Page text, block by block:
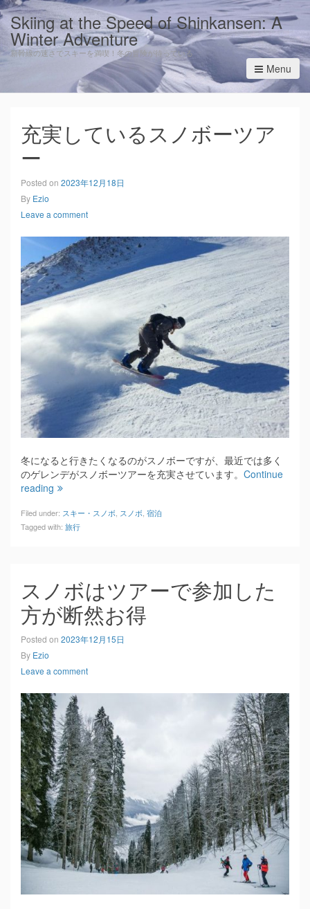
Skiing at the Speed of Shinkansen: A
Winter Adventure
新幹線の速さでスキーを満喫！冬の冒険が待っている
Menu
充実しているスノボーツア
ー
Posted on 2023年12月18日
By Ezio
Leave a comment
冬になると行きたくなるのがスノボーですが、最近では多く
のゲレンデがスノボーツアーを充実させています。 Continue
reading
Filed under: スキー・スノボ スノボ 宿泊
Tagged with: 旅行
スノボはツアーで参加した
方が断然お得
Posted on 2023年12月15日
By Ezio
Leave a comment